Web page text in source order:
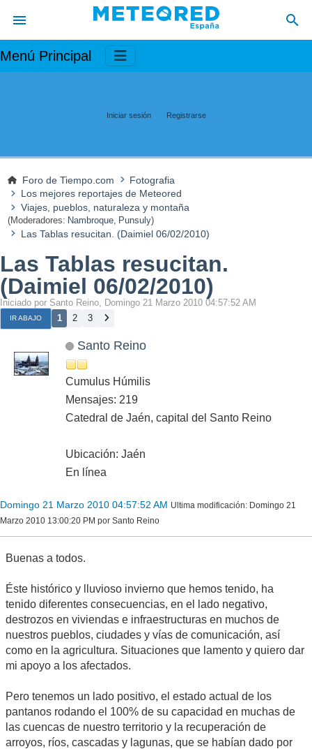
Menú Principal
Iniciar sesión Registrarse
Foro de Tiempo.com
Fotografia
Los mejores reportajes de Meteored
Viajes, pueblos, naturaleza y montaña
(Moderadores: Nambroque, Punsuly)
Las Tablas resucitan. (Daimiel 06/02/2010)
Las Tablas resucitan.
(Daimiel 06/02/2010)
Iniciado por Santo Reino, Domingo 21 Marzo 2010 04:57:52 AM
IR ABAJO 1 2 3
Santo Reino
Cumulus Húmilis
Mensajes: 219
Catedral de Jaén, capital del Santo Reino
Ubicación: Jaén
En línea
Domingo 21 Marzo 2010 04:57:52 AM Ultima modificación: Domingo 21
Marzo 2010 13:00:20 PM por Santo Reino
Buenas a todos.
Éste histórico y lluvioso invierno que hemos tenido, ha
tenido diferentes consecuencias, en el lado negativo,
destrozos en viviendas e infraestructuras en muchos de
nuestros pueblos, ciudades y vías de comunicación, así
como en la agricultura. Situaciones que lamento y quiero dar
mi apoyo a los afectados.
Pero tenemos un lado positivo, el estado actual de los
pantanos rodando el 100% de su capacidad en muchas de
las cuencas de nuestro territorio y la recuperación de
arroyos, ríos, cascadas y lagunas, que se habían dado por